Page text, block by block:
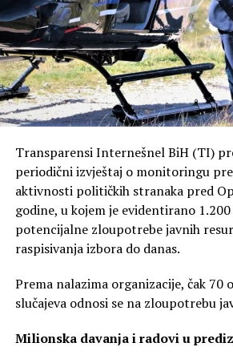
-Nastavljamo da realizujemo mjere
korak po korak unapređujemo
porodicama. Povećali smo
sa ciljem potpunog izjednačavanja
javnim i privatnim predškolskim
septembru slijedi novčana podrška u
Istakao je da od septembra odnosno
snagu i povećanje stipendija za 50
odnosno studente, a da je Banja
put podržala i brucoše, najbolje
fakultetima sa po 200 KM.
Podsjetio je da je Grad u okviru
već realizovao više značajnih mjera,
podrške za proces vantjelesne
Transparensi Internešnel BiH (TI)
periodični izvještaj o monitoringu
aktivnosti političkih stranaka pred
godine, u kojem je evidentirano
potencijalne zloupotrebe javnih
raspisivanja izbora do danas.
Prema nalazima organizacije, čak 70
slučajeva odnosi se na zloupotrebu
Milionska davanja i radovi u